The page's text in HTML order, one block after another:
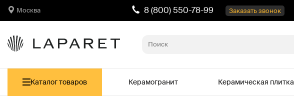
Москва 8 (800) 550-78-99 Заказать звонок
Каталог товаров Керамогранит Керамическая плитка